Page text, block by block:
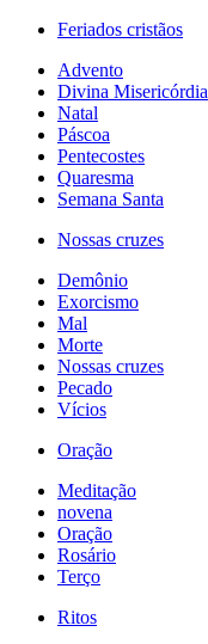
Feriados cristãos
Advento
Divina Misericórdia
Natal
Páscoa
Pentecostes
Quaresma
Semana Santa
Nossas cruzes
Demônio
Exorcismo
Mal
Morte
Nossas cruzes
Pecado
Vícios
Oração
Meditação
novena
Oração
Rosário
Terço
Ritos